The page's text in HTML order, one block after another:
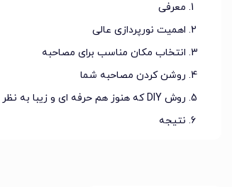
معرفی
اهمیت نورپردازی عالی
انتخاب مکان مناسب برای مصاحبه
روشن کردن مصاحبه شما
روش DIY که هنوز هم حرفه ای و زیبا به نظر می رسد
نتیجه